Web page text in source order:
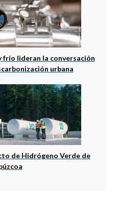
frío lideran la conversación
urbana
de Hidrógeno Verde de